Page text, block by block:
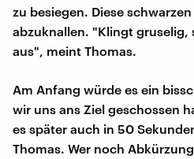
zu besiegen. Diese
abzuknallen. "Klingt gruselig,
aus", meint Thomas.
Am Anfang würde es ein
wir uns ans Ziel geschossen
es später auch in 50
Thomas. Wer noch